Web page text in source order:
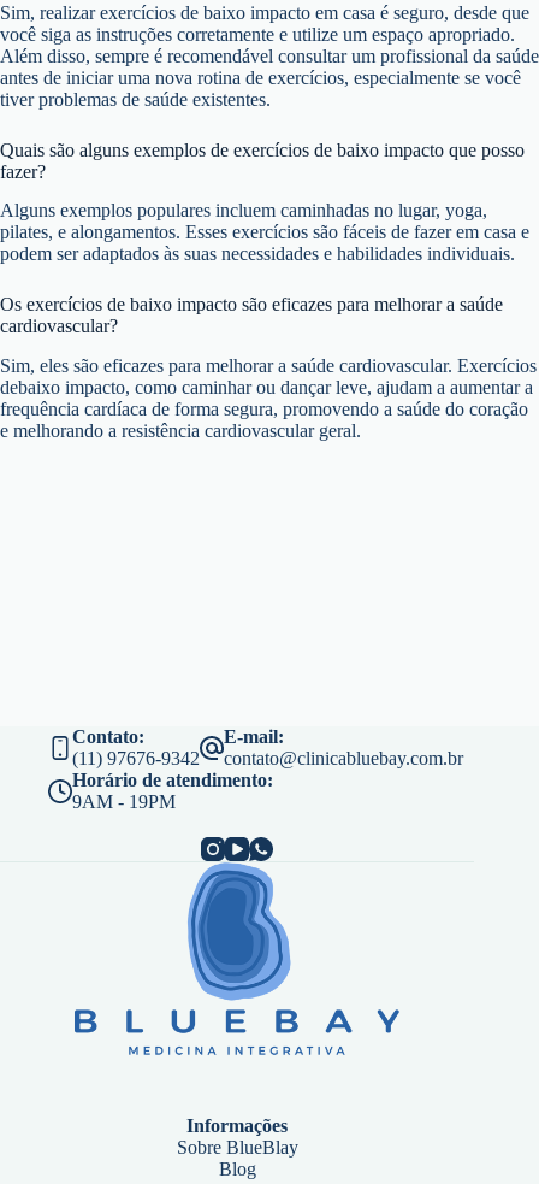
Sim, realizar exercícios de baixo impacto em casa é seguro, desde que
você siga as instruções corretamente e utilize um espaço apropriado.
Além disso, sempre é recomendável consultar um profissional da saúde
antes de iniciar uma nova rotina de exercícios, especialmente se você
tiver problemas de saúde existentes.
Quais são alguns exemplos de exercícios de baixo impacto que posso
fazer?
Alguns exemplos populares incluem caminhadas no lugar, yoga,
pilates, e alongamentos. Esses exercícios são fáceis de fazer em casa e
podem ser adaptados às suas necessidades e habilidades individuais.
Os exercícios de baixo impacto são eficazes para melhorar a saúde
cardiovascular?
Sim, eles são eficazes para melhorar a saúde cardiovascular. Exercícios
debaixo impacto, como caminhar ou dançar leve, ajudam a aumentar a
frequência cardíaca de forma segura, promovendo a saúde do coração
e melhorando a resistência cardiovascular geral.
Contato:
(11) 97676-9342
E-mail:
contato@clinicabluebay.com.br
Horário de atendimento:
9AM - 19PM
Informações
Sobre BlueBlay
Blog